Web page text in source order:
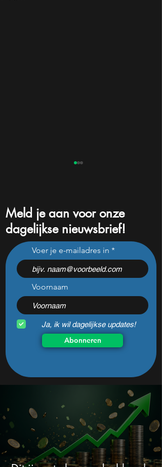
Gaat dit Nederlandse
pensioenfonds eindelijk
weer voor rendement?
Meld je aan voor onze
dagelijkse nieuwsbrief!
Voer je e-mailadres in
Voornaam
Ja, ik wil dagelijkse updates!
Abonneren